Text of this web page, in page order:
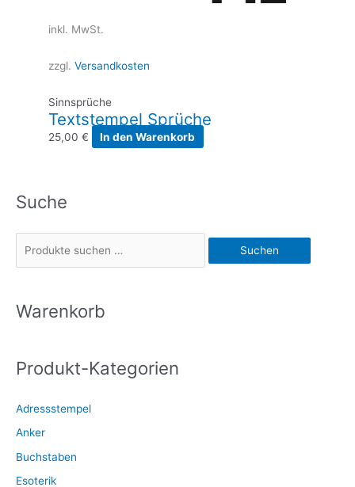
inkl. MwSt.
zzgl.Versandkosten
Sinnsprüche
Textstempel Sprüche
25,00€ In den Warenkorb
Suche
h
n
c
h
:
Suchen
Warenkorb
Produkt-Kategorien
Adressstempel
Anker
Buchstaben
Esoterik